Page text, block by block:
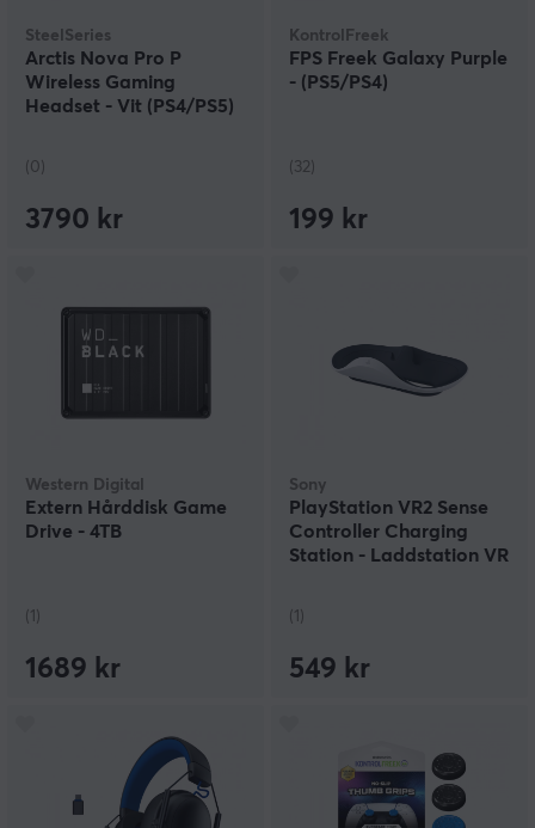
SteelSeries
Arctis Nova Pro P
Wireless Gaming
Headset - Vit (PS4/PS5)
(0)
3790 kr
KontrolFreek
FPS Freek Galaxy Purple
- (PS5/PS4)
(32)
199 kr
Western Digital
Extern Hårddisk Game
Drive - 4TB
(1)
1689 kr
Sony
PlayStation VR2 Sense
Controller Charging
Station - Laddstation VR
(1)
549 kr